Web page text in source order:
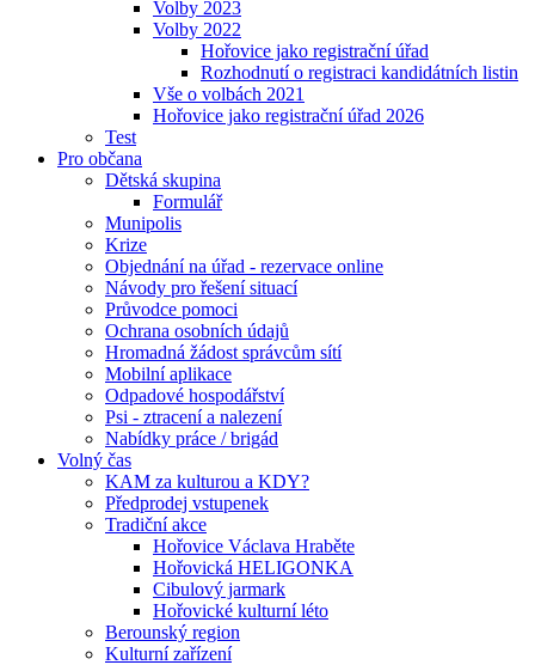
Volby 2023
Volby 2022
Hořovice jako registrační úřad
Rozhodnutí o registraci kandidátních listin
Vše o volbách 2021
Hořovice jako registrační úřad 2026
Test
Pro občana
Dětská skupina
Formulář
Munipolis
Krize
Objednání na úřad - rezervace online
Návody pro řešení situací
Průvodce pomoci
Ochrana osobních údajů
Hromadná žádost správcům sítí
Mobilní aplikace
Odpadové hospodářství
Psi - ztracení a nalezení
Nabídky práce / brigád
Volný čas
KAM za kulturou a KDY?
Předprodej vstupenek
Tradiční akce
Hořovice Václava Hraběte
Hořovická HELIGONKA
Cibulový jarmark
Hořovické kulturní léto
Berounský region
Kulturní zařízení